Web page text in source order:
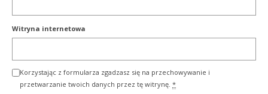
Witryna internetowa
Korzystając z formularza zgadzasz się na przechowywanie i
przetwarzanie twoich danych przez tę witrynę. *